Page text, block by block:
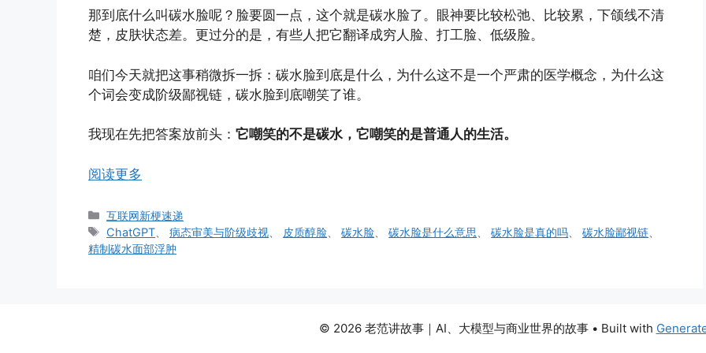
那到底什么叫碳水脸呢？脸要圆一点，这个就是碳水脸了。眼神要比较松弛、比较累，下颌线不清
楚，皮肤状态差。更过分的是，有些人把它翻译成穷人脸、打工脸、低级脸。
咱们今天就把这事稍微拆一拆：碳水脸到底是什么，为什么这不是一个严肃的医学概念，为什么这
个词会变成阶级鄙视链，碳水脸到底嘲笑了谁。
我现在先把答案放前头： 它嘲笑的不是碳水，它嘲笑的是普通人的生活。
阅读更多
分
类
互联网新梗速递
标
签
ChatGPT 、病态审美与阶级歧视 皮质醇脸 、碳水脸 、碳水脸是什么意思 、碳水脸是真的吗 、碳水脸鄙视链
精制碳水面部浮肿
© 2026 老范讲故事｜AI、大模型与商业世界的故事• Built with